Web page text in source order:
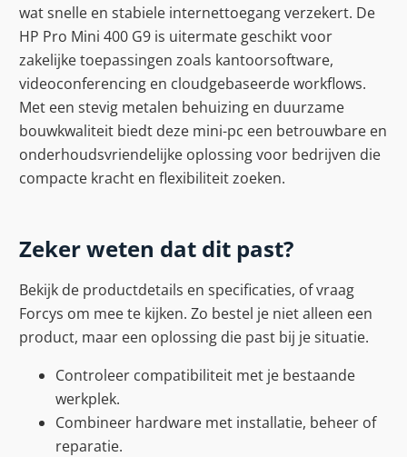
wat snelle en stabiele internettoegang verzekert. De
HP Pro Mini 400 G9 is uitermate geschikt voor
zakelijke toepassingen zoals kantoorsoftware,
videoconferencing en cloudgebaseerde workflows.
Met een stevig metalen behuizing en duurzame
bouwkwaliteit biedt deze mini-pc een betrouwbare en
onderhoudsvriendelijke oplossing voor bedrijven die
compacte kracht en flexibiliteit zoeken.
Zeker weten dat dit past?
Bekijk de productdetails en specificaties, of vraag
Forcys om mee te kijken. Zo bestel je niet alleen een
product, maar een oplossing die past bij je situatie.
Controleer compatibiliteit met je bestaande
werkplek.
Combineer hardware met installatie, beheer of
reparatie.